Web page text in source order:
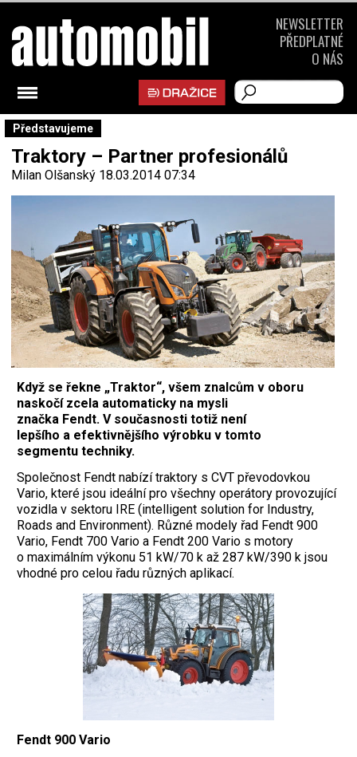
Představujeme
Traktory – Partner profesionálů
Milan Olšanský 18.03.2014 07:34
Když se řekne „Traktor“, všem znalcům v oboru
naskočí zcela automaticky na mysli
značka Fendt. V současnosti totiž není
lepšího a efektivnějšího výrobku v tomto
segmentu techniky.
Společnost Fendt nabízí traktory s CVT převodovkou
Vario, které jsou ideální pro všechny operátory provozující
vozidla v sektoru IRE (intelligent solution for Industry,
Roads and Environment). Různé modely řad Fendt 900
Vario, Fendt 700 Vario a Fendt 200 Vario s motory
o maximálním výkonu 51 kW/70 k až 287 kW/390 k jsou
vhodné pro celou řadu různých aplikací.
Fendt 900 Vario
NEWSLETTER
PŘEDPLATNÉ
O NÁS